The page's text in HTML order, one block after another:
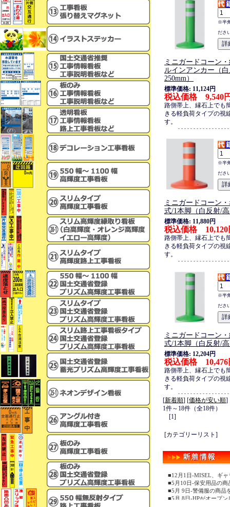
※半
ださ
ミニガードコーン
ルインアンカー（
250mm）
標準価格: 11,124円
税込価格 9,540
路側帯上、縁石上でも
きる軽負荷タイプの視
す。
※半
ださ
ミニガードコーン
式/1本脚（白反射/
標準価格: 11,880円
税込価格 10,120
路側帯上、縁石上でも
きる軽負荷タイプの視
す。
※半
ださ
ミニガードコーン
式/1本脚（白反射/
標準価格: 12,204円
税込価格 10,476
路側帯上、縁石上でも
きる軽負荷タイプの視
す。
[新着順] [価格が安い順]
1件～18件（全18件）
[1]
[カテゴリーリスト]
■12月1日-MISEL、ギ
■5月10日-保安用品の商
■5月 9日-警備服の商品
■5月 8日-HPがオープン